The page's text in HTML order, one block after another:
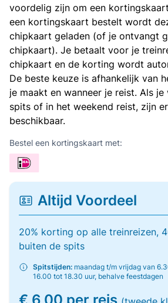
voordelig zijn om een
een kortingskaart bestelt wordt
chipkaart geladen (of je ontvangt
chipkaart). Je betaalt voor je
chipkaart en de korting wordt
De beste keuze is afhankelijk van
je maakt en wanneer je reist. Als
spits of in het weekend reist, zijn
beschikbaar.
Bestel een kortingskaart met:
Altijd Voordeel
20% korting op alle treinreizen,
buiten de spits
Spitstijden: maandag t/m vrijdag van
16.00 tot 18.30 uur, behalve feestdagen